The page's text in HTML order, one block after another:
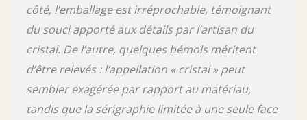
côté, l’emballage est irréprochable, témoignant
du souci apporté aux détails par l’artisan du
cristal. De l’autre, quelques bémols méritent
d’être relevés : l’appellation « cristal » peut
sembler exagérée par rapport au matériau,
tandis que la sérigraphie limitée à une seule face